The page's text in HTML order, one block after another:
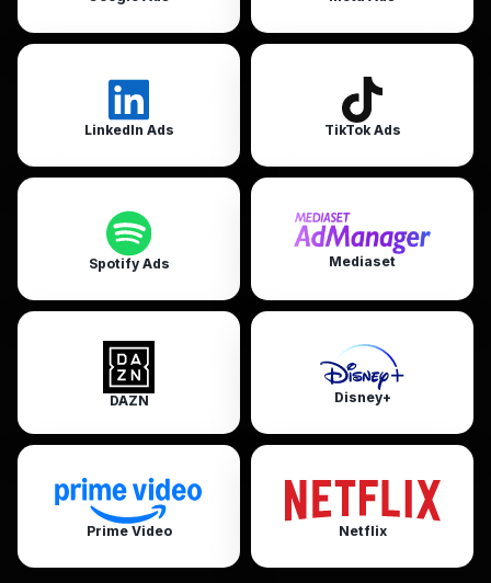
LinkedIn Ads TikTok Ads
Spotify Ads Mediaset
DAZN Disney+
Prime Video Netflix